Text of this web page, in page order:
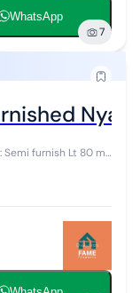
WhatsApp
7
Semi furnish Lt 80 m²